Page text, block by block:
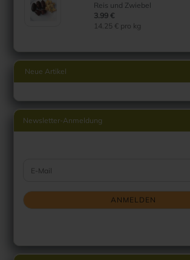
Reis und Zwiebel
3.99 €
14.25 € pro kg
Neue Artikel
Newsletter-Anmeldung
E-Mail
ANMELDEN